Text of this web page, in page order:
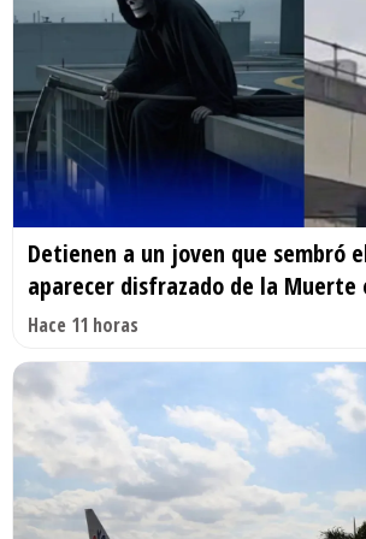
Detienen a un joven que sembró
aparecer disfrazado de la Muerte
Hace 11 horas